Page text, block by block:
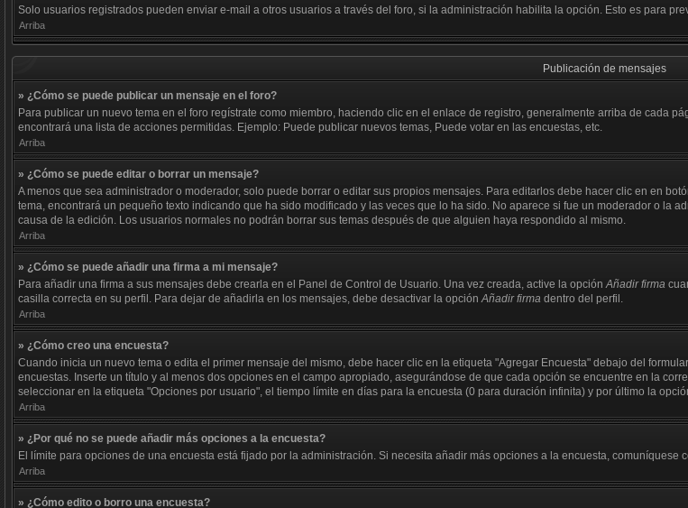
Solo usuarios registrados pueden enviar e-mail a otros usuarios a través del foro, si la administración habilita la opción. Esto es para
Arriba
Publicación de mensajes
» ¿Cómo se puede publicar un mensaje en el foro?
Para publicar un nuevo tema en el foro regístrate como miembro, haciendo clic en el enlace de registro, generalmente arriba de cada
encontrará una lista de acciones permitidas. Ejemplo: Puede publicar nuevos temas, Puede votar en las encuestas, etc.
Arriba
» ¿Cómo se puede editar o borrar un mensaje?
A menos que sea administrador o moderador, solo puede borrar o editar sus propios mensajes. Para editarlos debe hacer clic en en
tema, encontrará un pequeño texto indicando que ha sido modificado y las veces que lo ha sido. No aparece si fue un moderador o la
causa de la edición. Los usuarios normales no podrán borrar sus temas después de que alguien haya respondido al mismo.
Arriba
» ¿Cómo se puede añadir una firma a mi mensaje?
Para añadir una firma a sus mensajes debe crearla en el Panel de Control de Usuario. Una vez creada, active la opciónAñadir firma
casilla correcta en su perfil. Para dejar de añadirla en los mensajes, debe desactivar la opciónAñadir firma dentro del perfil.
Arriba
» ¿Cómo creo una encuesta?
Cuando inicia un nuevo tema o edita el primer mensaje del mismo, debe hacer clic en la etiqueta "Agregar Encuesta" debajo del
encuestas. Inserte un título y al menos dos opciones en el campo apropiado, asegurándose de que cada opción se encuentre en la
seleccionar en la etiqueta "Opciones por usuario", el tiempo límite en días para la encuesta (0 para duración infinita) y por último la
Arriba
» ¿Por qué no se puede añadir más opciones a la encuesta?
El límite para opciones de una encuesta está fijado por la administración. Si necesita añadir más opciones a la encuesta, comuníquese
Arriba
» ¿Cómo edito o borro una encuesta?